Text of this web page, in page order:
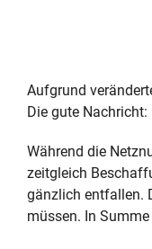
Aufgrund
Die gute
Während die
zeitgleich
gänzlich entfallen.
müssen. In